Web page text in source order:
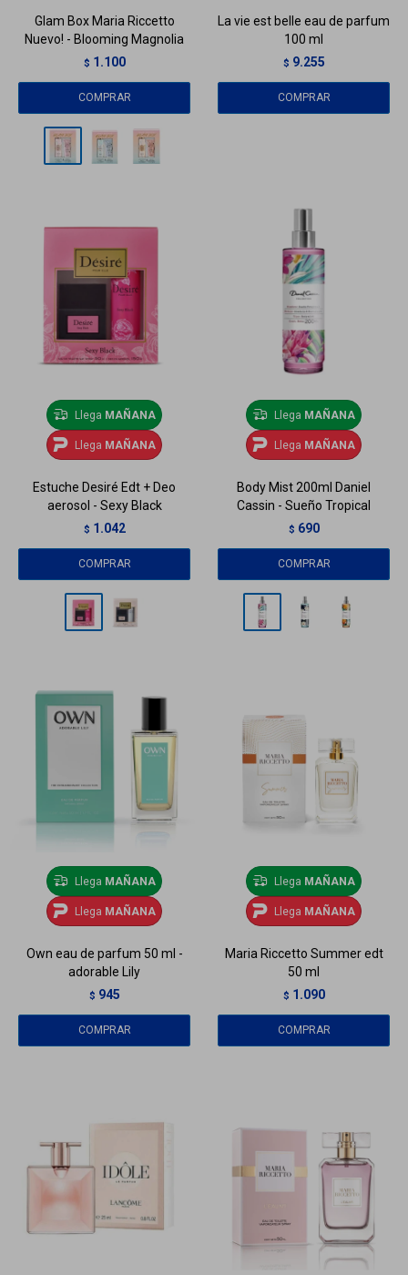
Glam Box Maria Riccetto
Nuevo! - Blooming Magnolia
$ 1.100
La vie est belle eau de parfum
100 ml
$ 9.255
Llega MAÑANA
Llega MAÑANA
Estuche Desiré Edt + Deo
aerosol - Sexy Black
$ 1.042
Llega MAÑANA
Llega MAÑANA
Body Mist 200ml Daniel
Cassin - Sueño Tropical
$ 690
Llega MAÑANA
Llega MAÑANA
Own eau de parfum 50 ml -
adorable Lily
$ 945
Llega MAÑANA
Llega MAÑANA
Maria Riccetto Summer edt
50 ml
$ 1.090